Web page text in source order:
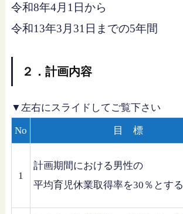
令和8年4月1日から
令和13年3月31日までの5年間
２．計画内容
▼左右にスライドしてご覧下さい
No 目 標
1
計画期間における男性の
平均育児休業取得率を30％とする